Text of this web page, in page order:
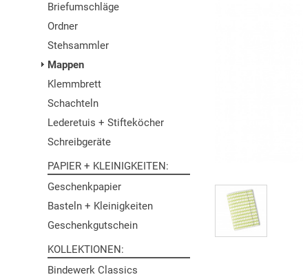
Briefumschläge
Ordner
Stehsammler
Mappen
Klemmbrett
Schachteln
Lederetuis + Stifteköcher
Schreibgeräte
PAPIER + KLEINIGKEITEN
Geschenkpapier
Basteln + Kleinigkeiten
Geschenkgutschein
KOLLEKTIONEN
Bindewerk Classics